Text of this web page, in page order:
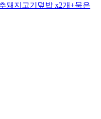
돼지고기덮밥 x2개+묵은